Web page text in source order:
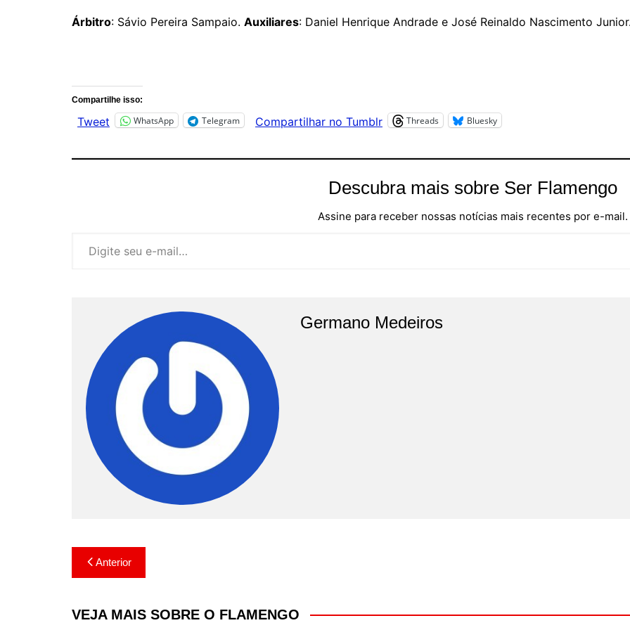
Árbitro: Sávio Pereira Sampaio. Auxiliares: Daniel Henrique Andrade e José Reinaldo Nascimento Junior.
Compartilhe isso:
Tweet WhatsApp Telegram Compartilhar no Tumblr Threads Bluesky
Descubra mais sobre Ser Flamengo
Assine para receber nossas notícias mais recentes por e-mail.
Germano Medeiros
Navegação
de
Post
Anterior
VEJA MAIS SOBRE O FLAMENGO